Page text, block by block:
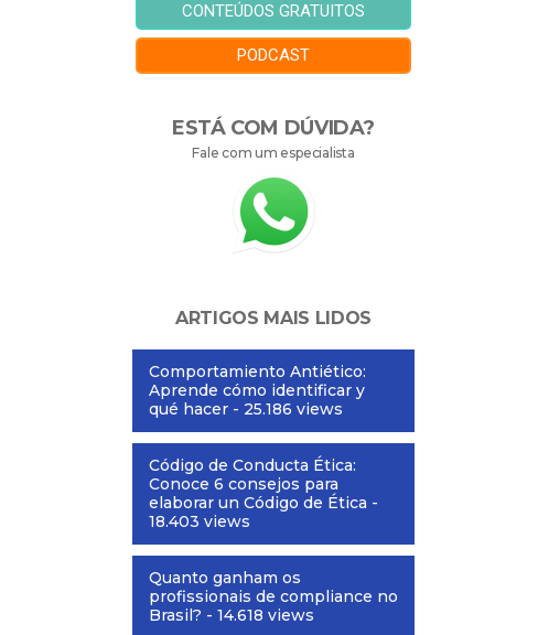
CONTEÚDOS GRATUITOS
PODCAST
ESTÁ COM DÚVIDA?
Fale com um especialista
ARTIGOS MAIS LIDOS
Comportamiento Antiético:
Aprende cómo identificar y
qué hacer - 25.186 views
Código de Conducta Ética:
Conoce 6 consejos para
elaborar un Código de Ética -
18.403 views
Quanto ganham os
profissionais de compliance no
Brasil? - 14.618 views